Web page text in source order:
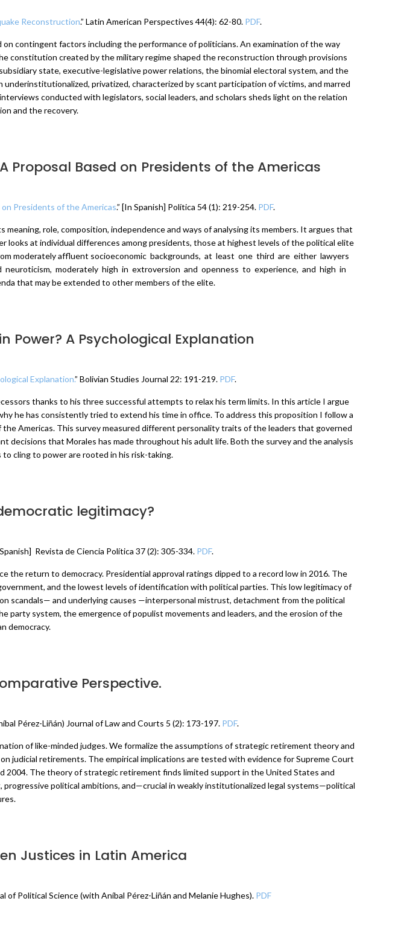
Reconstruction.” Latin American Perspectives 44(4): 62-80. PDF.
contingent factors including the performance of politicians. An examination of the way
constitution created by the military regime shaped the reconstruction through provisions
state, executive-legislative power relations, the binomial electoral system, and the
privatized, characterized by scant participation of victims, and marred
conducted with legislators, social leaders, and scholars sheds light on the relation
and the recovery.
Proposal Based on Presidents of the Americas
Presidents of the Americas.” [In Spanish] Política 54 (1): 219-254. PDF.
role, composition, independence and ways of analysing its members. It argues that
at individual differences among presidents, those at highest levels of the political elite
moderately affluent socioeconomic backgrounds, at least one third are either lawyers
moderately high in extroversion and openness to experience, and high in
that may be extended to other members of the elite.
Power? A Psychological Explanation
Explanation.” Bolivian Studies Journal 22: 191-219. PDF.
thanks to his three successful attempts to relax his term limits. In this article I argue
he has consistently tried to extend his time in office. To address this proposition I follow a
Americas. This survey measured different personality traits of the leaders that governed
decisions that Morales has made throughout his adult life. Both the survey and the analysis
cling to power are rooted in his risk-taking.
legitimacy?
Revista de Ciencia Política 37 (2): 305-334. PDF.
return to democracy. Presidential approval ratings dipped to a record low in 2016. The
and the lowest levels of identification with political parties. This low legitimacy of
scandals— and underlying causes —interpersonal mistrust, detachment from the political
system, the emergence of populist movements and leaders, and the erosion of the
democracy.
Perspective.
Pérez-Liñán) Journal of Law and Courts 5 (2): 173-197. PDF.
of like-minded judges. We formalize the assumptions of strategic retirement theory and
retirements. The empirical implications are tested with evidence for Supreme Court
2004. The theory of strategic retirement finds limited support in the United States and
political ambitions, and—crucial in weakly institutionalized legal systems—political
Justices in Latin America
of Political Science (with Aníbal Pérez-Liñán and Melanie Hughes). PDF